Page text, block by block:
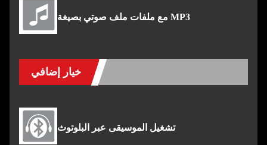
مع ملفات ملف صوتي بصيغة MP3
خيار إضافي
تشغيل الموسيقى عبر البلوتوث